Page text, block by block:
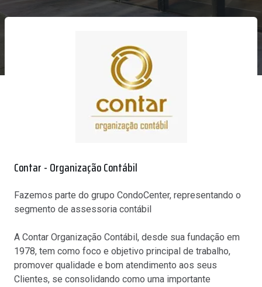
Contar - Organização Contábil
Fazemos parte do grupo CondoCenter, representando o
segmento de assessoria contábil
A Contar Organização Contábil, desde sua fundação em
1978, tem como foco e objetivo principal de trabalho,
promover qualidade e bom atendimento aos seus
Clientes, se consolidando como uma importante